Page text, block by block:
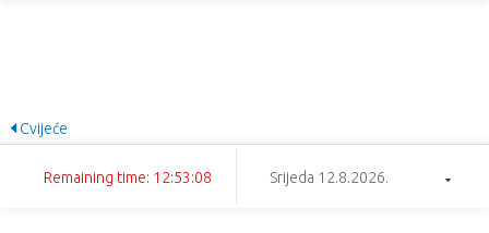
Cvijeće
Remaining time: 12:53:08 Srijeda 12.8.2026.